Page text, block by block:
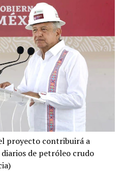
proyecto contribuirá a
de petróleo crudo